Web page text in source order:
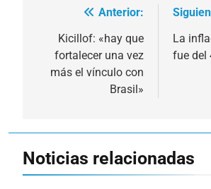
Navegación
entradas
Anterior:
Kicillof: «hay que
fortalecer una vez
más el vínculo con
Brasil»
La
fue del
Noticias relacionadas